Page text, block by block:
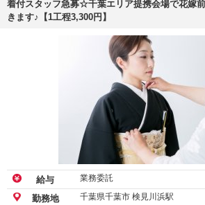
着付スタッフ急募☆千葉エリア提携会場で花嫁
きます♪【1工程3,300円】
給与 業務委託
勤務地 千葉県千葉市 検見川浜駅